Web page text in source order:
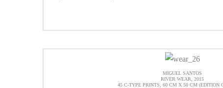
MIGUEL SANTOS
RIVER WEAR, 2015
45 C-TYPE PRINTS, 60 CM X 50 CM (EDITION